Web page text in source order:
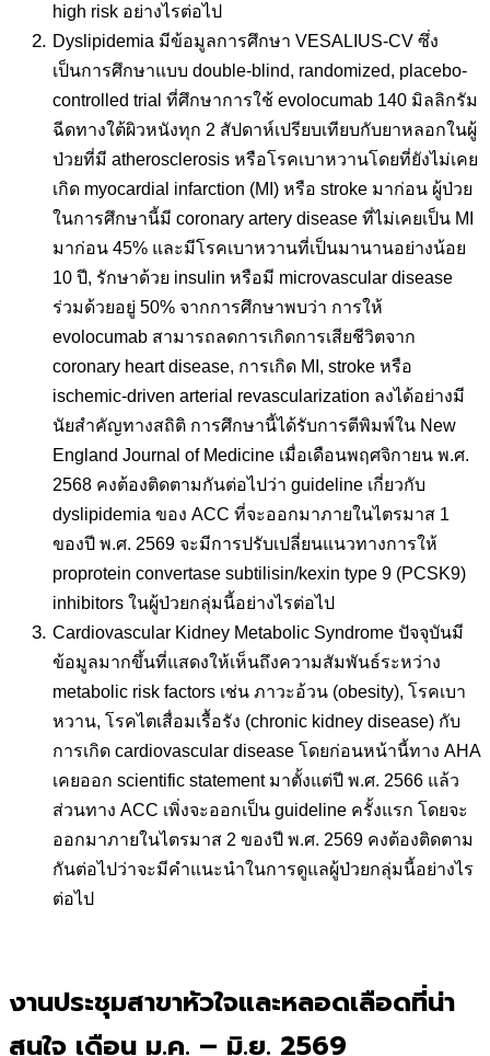
high risk อย่างไรต่อไป
Dyslipidemia มีข้อมูลการศึกษา VESALIUS-CV ซึ่ง
เป็นการศึกษาแบบ double-blind, randomized, placebo-
controlled trial ที่ศึกษาการใช้ evolocumab 140 มิลลิกรัม
ฉีดทางใต้ผิวหนังทุก 2 สัปดาห์เปรียบเทียบกับยาหลอกในผู้
ป่วยที่มี atherosclerosis หรือโรคเบาหวานโดยที่ยังไม่เคย
เกิด myocardial infarction (MI) หรือ stroke มาก่อน ผู้ป่วย
ในการศึกษานี้มี coronary artery disease ที่ไม่เคยเป็น MI
มาก่อน 45% และมีโรคเบาหวานที่เป็นมานานอย่างน้อย
10 ปี, รักษาด้วย insulin หรือมี microvascular disease
ร่วมด้วยอยู่ 50% จากการศึกษาพบว่า การให้
evolocumab สามารถลดการเกิดการเสียชีวิตจาก
coronary heart disease, การเกิด MI, stroke หรือ
ischemic-driven arterial revascularization ลงได้อย่างมี
นัยสำคัญทางสถิติ การศึกษานี้ได้รับการตีพิมพ์ใน New
England Journal of Medicine เมื่อเดือนพฤศจิกายน พ.ศ.
2568 คงต้องติดตามกันต่อไปว่า guideline เกี่ยวกับ
dyslipidemia ของ ACC ที่จะออกมาภายในไตรมาส 1
ของปี พ.ศ. 2569 จะมีการปรับเปลี่ยนแนวทางการให้
proprotein convertase subtilisin/kexin type 9 (PCSK9)
inhibitors ในผู้ป่วยกลุ่มนี้อย่างไรต่อไป
Cardiovascular Kidney Metabolic Syndrome ปัจจุบันมี
ข้อมูลมากขึ้นที่แสดงให้เห็นถึงความสัมพันธ์ระหว่าง
metabolic risk factors เช่น ภาวะอ้วน (obesity), โรคเบา
หวาน, โรคไตเสื่อมเรื้อรัง (chronic kidney disease) กับ
การเกิด cardiovascular disease โดยก่อนหน้านี้ทาง AHA
เคยออก scientific statement มาตั้งแต่ปี พ.ศ. 2566 แล้ว
ส่วนทาง ACC เพิ่งจะออกเป็น guideline ครั้งแรก โดยจะ
ออกมาภายในไตรมาส 2 ของปี พ.ศ. 2569 คงต้องติดตาม
กันต่อไปว่าจะมีคำแนะนำในการดูแลผู้ป่วยกลุ่มนี้อย่างไร
ต่อไป
งานประชุมสาขาหัวใจและหลอดเลือดที่น่า
สนใจ เดือน ม.ค. – มิ.ย. 2569